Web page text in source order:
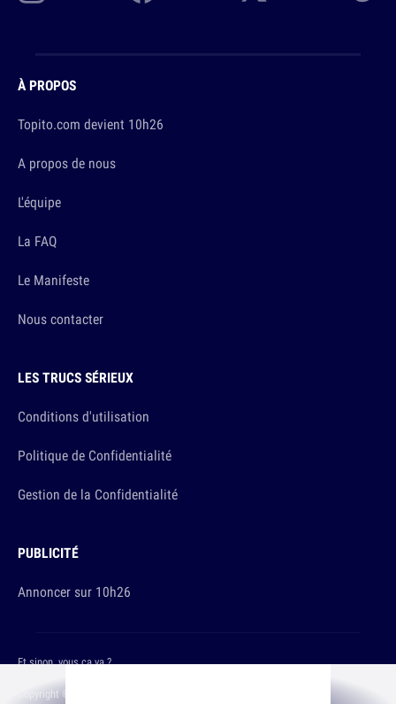
À PROPOS
Topito.com devient 10h26
A propos de nous
L'équipe
La FAQ
Le Manifeste
Nous contacter
LES TRUCS SÉRIEUX
Conditions d'utilisation
Politique de Confidentialité
Gestion de la Confidentialité
PUBLICITÉ
Annoncer sur 10h26
Copyright © 2026 The Original Publishing Studio
Et sinon, vous ça va ?